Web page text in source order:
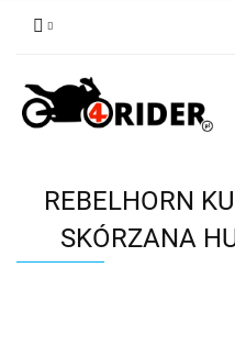
REBELHORN
SKÓRZANA